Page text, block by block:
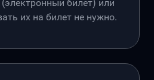
билет) или
их на билет не нужно.